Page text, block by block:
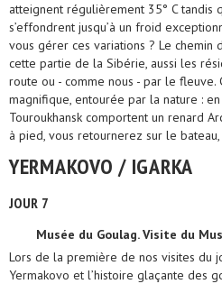
atteignent régulièrement 35° C tandis
s’effondrent jusqu’à un froid
vous gérer ces variations ? Le chemin
cette partie de la Sibérie, aussi les
route ou - comme nous - par le fleuve.
magnifique, entourée par la nature :
Touroukhansk comportent un renard
à pied, vous retournerez sur le
YERMAKOVO / IGARKA
JOUR 7
Musée du Goulag. Visite du
Lors de la première de nos visites du
Yermakovo et l’histoire glaçante des